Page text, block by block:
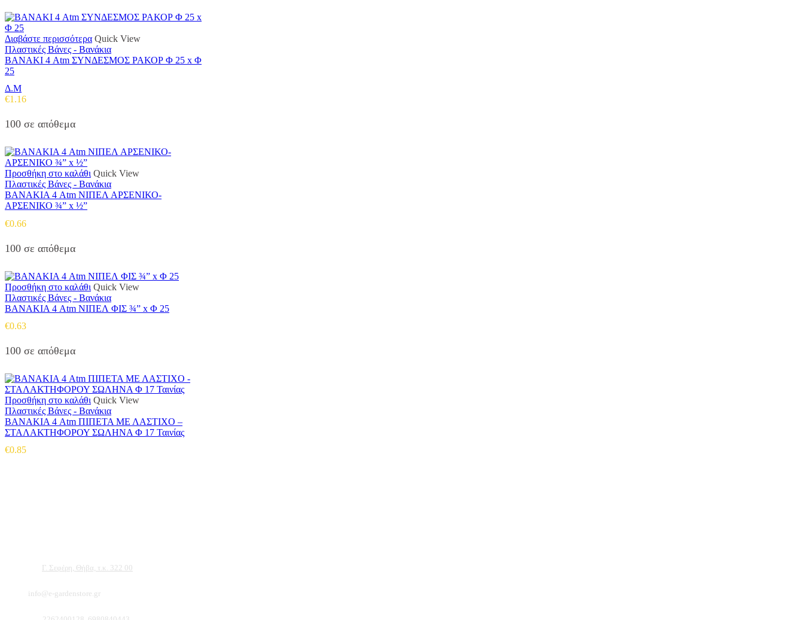
Διαβάστε περισσότερα Quick View
Πλαστικές Βάνες - Βανάκια
ΒΑΝΑΚΙ 4 Atm ΣΥΝΔΕΣΜΟΣ ΡΑΚΟΡ Φ 25 x Φ
25
Δ.Μ
€1.16
100 σε απόθεμα
Προσθήκη στο καλάθι Quick View
Πλαστικές Βάνες - Βανάκια
ΒΑΝΑΚΙΑ 4 Atm ΝΙΠΕΛ ΑΡΣΕΝΙΚΟ-
ΑΡΣΕΝΙΚΟ ¾” x ½”
€0.66
100 σε απόθεμα
Προσθήκη στο καλάθι Quick View
Πλαστικές Βάνες - Βανάκια
ΒΑΝΑΚΙΑ 4 Atm ΝΙΠΕΛ ΦΙΣ ¾” x Φ 25
€0.63
100 σε απόθεμα
Προσθήκη στο καλάθι Quick View
Πλαστικές Βάνες - Βανάκια
ΒΑΝΑΚΙΑ 4 Atm ΠΙΠΕΤΑ ΜΕ ΛΑΣΤΙΧΟ –
ΣΤΑΛΑΚΤΗΦΟΡΟΥ ΣΩΛΗΝΑ Φ 17 Ταινίας
€0.85
Γ. Σεφέρη, Θήβα, τ.κ. 322 00
info@e-gardenstore.gr